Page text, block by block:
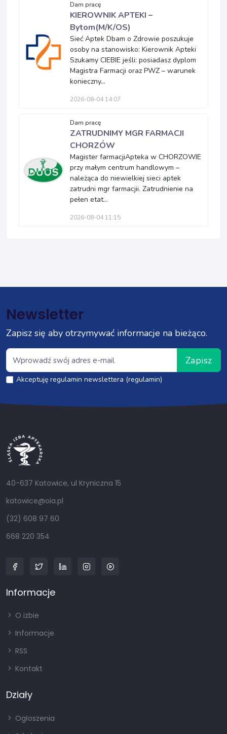
Dam pracę
KIEROWNIK APTEKI –
Bytom(M/K/OS)
Sieć Aptek Dbam o Zdrowie poszukuje
osoby na stanowisko: Kierownik Apteki
Szukamy CIEBIE jeśli: posiadasz dyplom
Magistra Farmacji oraz PWZ – warunek
konieczny...
2026-08-04 14:07
Dam pracę
ZATRUDNIMY MGR FARMACJI
CHORZÓW
Magister farmacjiApteka w CHORZOWIE
przy małym centrum handlowym –
należąca do niewielkiej sieci aptek
zatrudni mgr farmacjii. Zatrudnienie na
pełen etat...
2026-08-04 11:15
Newsletter
Zapisz się aby otrzymywać informacje na bieżąco.
Zapisz
Akceptuję regulamin newslettera (regulamin)
40-637 Katowice, ul Kryniczna 15
katowice@oia.pl
(32) 608 97 60
668 220 354
Informacje
O izbie
Informacje
RSS
Kontakt
Działy
Ogłoszenia